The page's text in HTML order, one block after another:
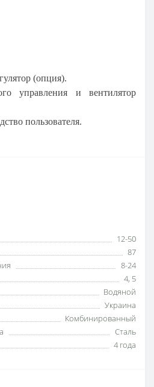
(опция).
управления и вентилятор
пользователя.
12-50
87
8-24
4, 5
Водяной
Украина
Комбинированный
Сталь
4 года